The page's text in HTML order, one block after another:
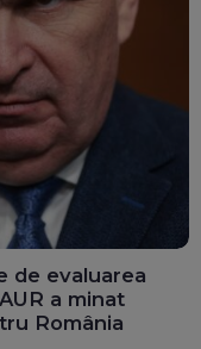
de evaluarea
a minat
România